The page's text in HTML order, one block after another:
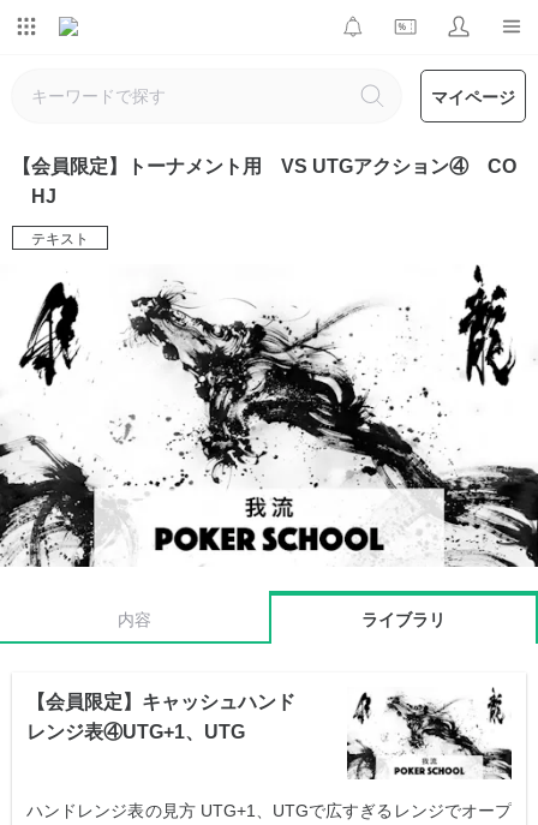
マイページ
【会員限定】トーナメント用 VS UTGアクション④ CO
HJ
テキスト
内容 ライブラリ
【会員限定】キャッシュハンド
レンジ表④UTG+1、UTG
ハンドレンジ表の見方 UTG+1、UTGで広すぎるレンジでオープ